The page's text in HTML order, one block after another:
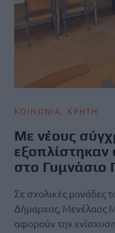
ΚΟΙΝΩΝΙΑ ΚΡΗΤΗ
Με νέους
εξοπλίστηκαν
στο Γυμνάσιο
Σε σχολικές μονάδες
Δήμαρχος, Μενέλαος
αφορούν την